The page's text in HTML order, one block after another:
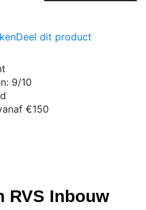
Deel dit product
9/10
€150
RVS Inbouw